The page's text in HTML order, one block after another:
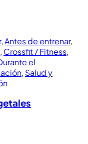
,Antes de entrenar,
, Crossfit / Fitness,
el
, Salud y